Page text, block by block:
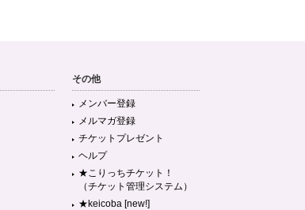
その他
メンバー登録
メルマガ登録
チケットプレゼント
ヘルプ
★こりっちチケット！
（チケット管理システム）
★keicoba [new!]